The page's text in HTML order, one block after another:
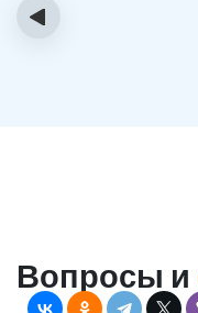
‹
Вопросы и